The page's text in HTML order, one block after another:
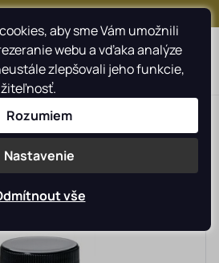
>MIVARDI
aby sme Vám umožnili
webu a vďaka analýze
zlepšovali jeho funkcie,
Rozumiem
Nastavenie
vše